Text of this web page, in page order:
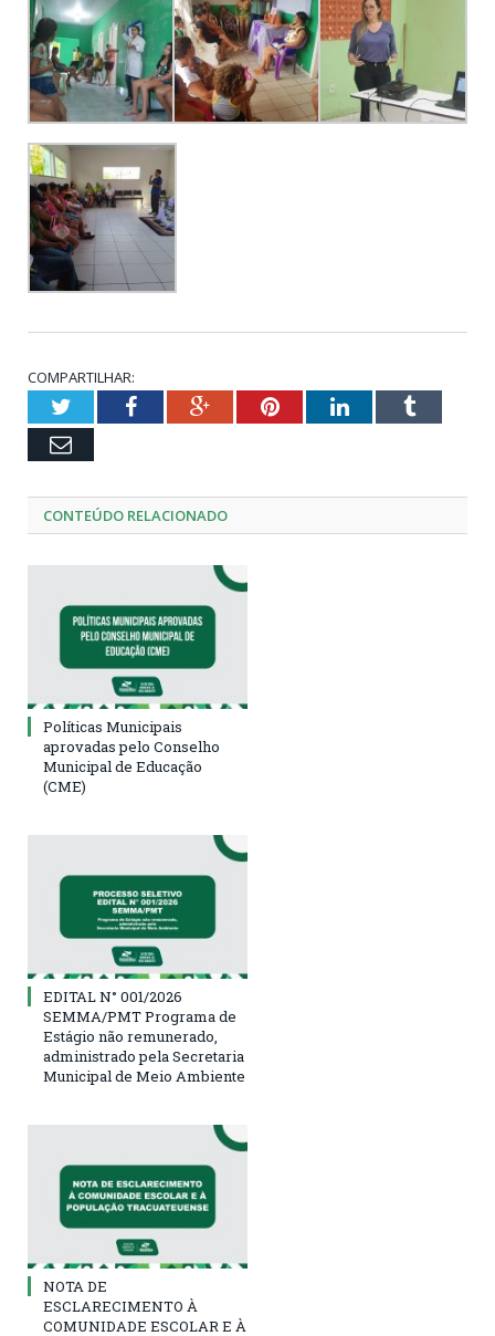
COMPARTILHAR:
TwitterFacebookGoogle+PinterestLinkedInTumblr
Email
CONTEÚDO RELACIONADO
Políticas Municipais
aprovadas pelo Conselho
Municipal de Educação
(CME)
EDITAL N° 001/2026
SEMMA/PMT Programa de
Estágio não remunerado,
administrado pela Secretaria
Municipal de Meio Ambiente
NOTA DE
ESCLARECIMENTO À
COMUNIDADE ESCOLAR E À